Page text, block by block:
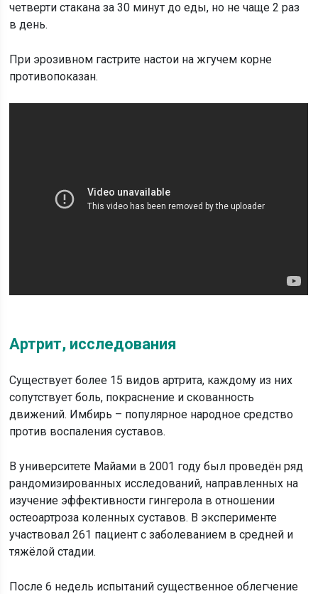
четверти стакана за 30 минут до еды, но не чаще 2 раз
в день.
При эрозивном гастрите настои на жгучем корне
противопоказан.
Артрит, исследования
Существует более 15 видов артрита, каждому из них
сопутствует боль, покраснение и скованность
движений. Имбирь – популярное народное средство
против воспаления суставов.
В университете Майами в 2001 году был проведён ряд
рандомизированных исследований, направленных на
изучение эффективности гингерола в отношении
остеоартроза коленных суставов. В эксперименте
участвовал 261 пациент с заболеванием в средней и
тяжёлой стадии.
После 6 недель испытаний существенное облегчение